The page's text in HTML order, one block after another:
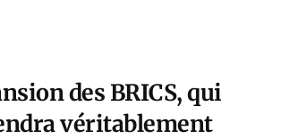
des BRICS, qui
véritablement